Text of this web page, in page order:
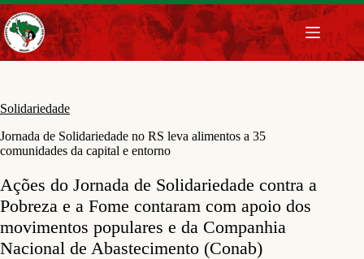
Pular
para
o
conteúdo
Solidariedade
Jornada de Solidariedade no RS leva alimentos a 35
comunidades da capital e entorno
Ações do Jornada de Solidariedade contra a
Pobreza e a Fome contaram com apoio dos
movimentos populares e da Companhia
Nacional de Abastecimento (Conab)